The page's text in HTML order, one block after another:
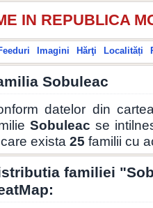
IN REPUBLICA
Imagini Hărţi Localități
Sobuleac
datelor din
Sobuleac se
exista 25 familii cu
familiei